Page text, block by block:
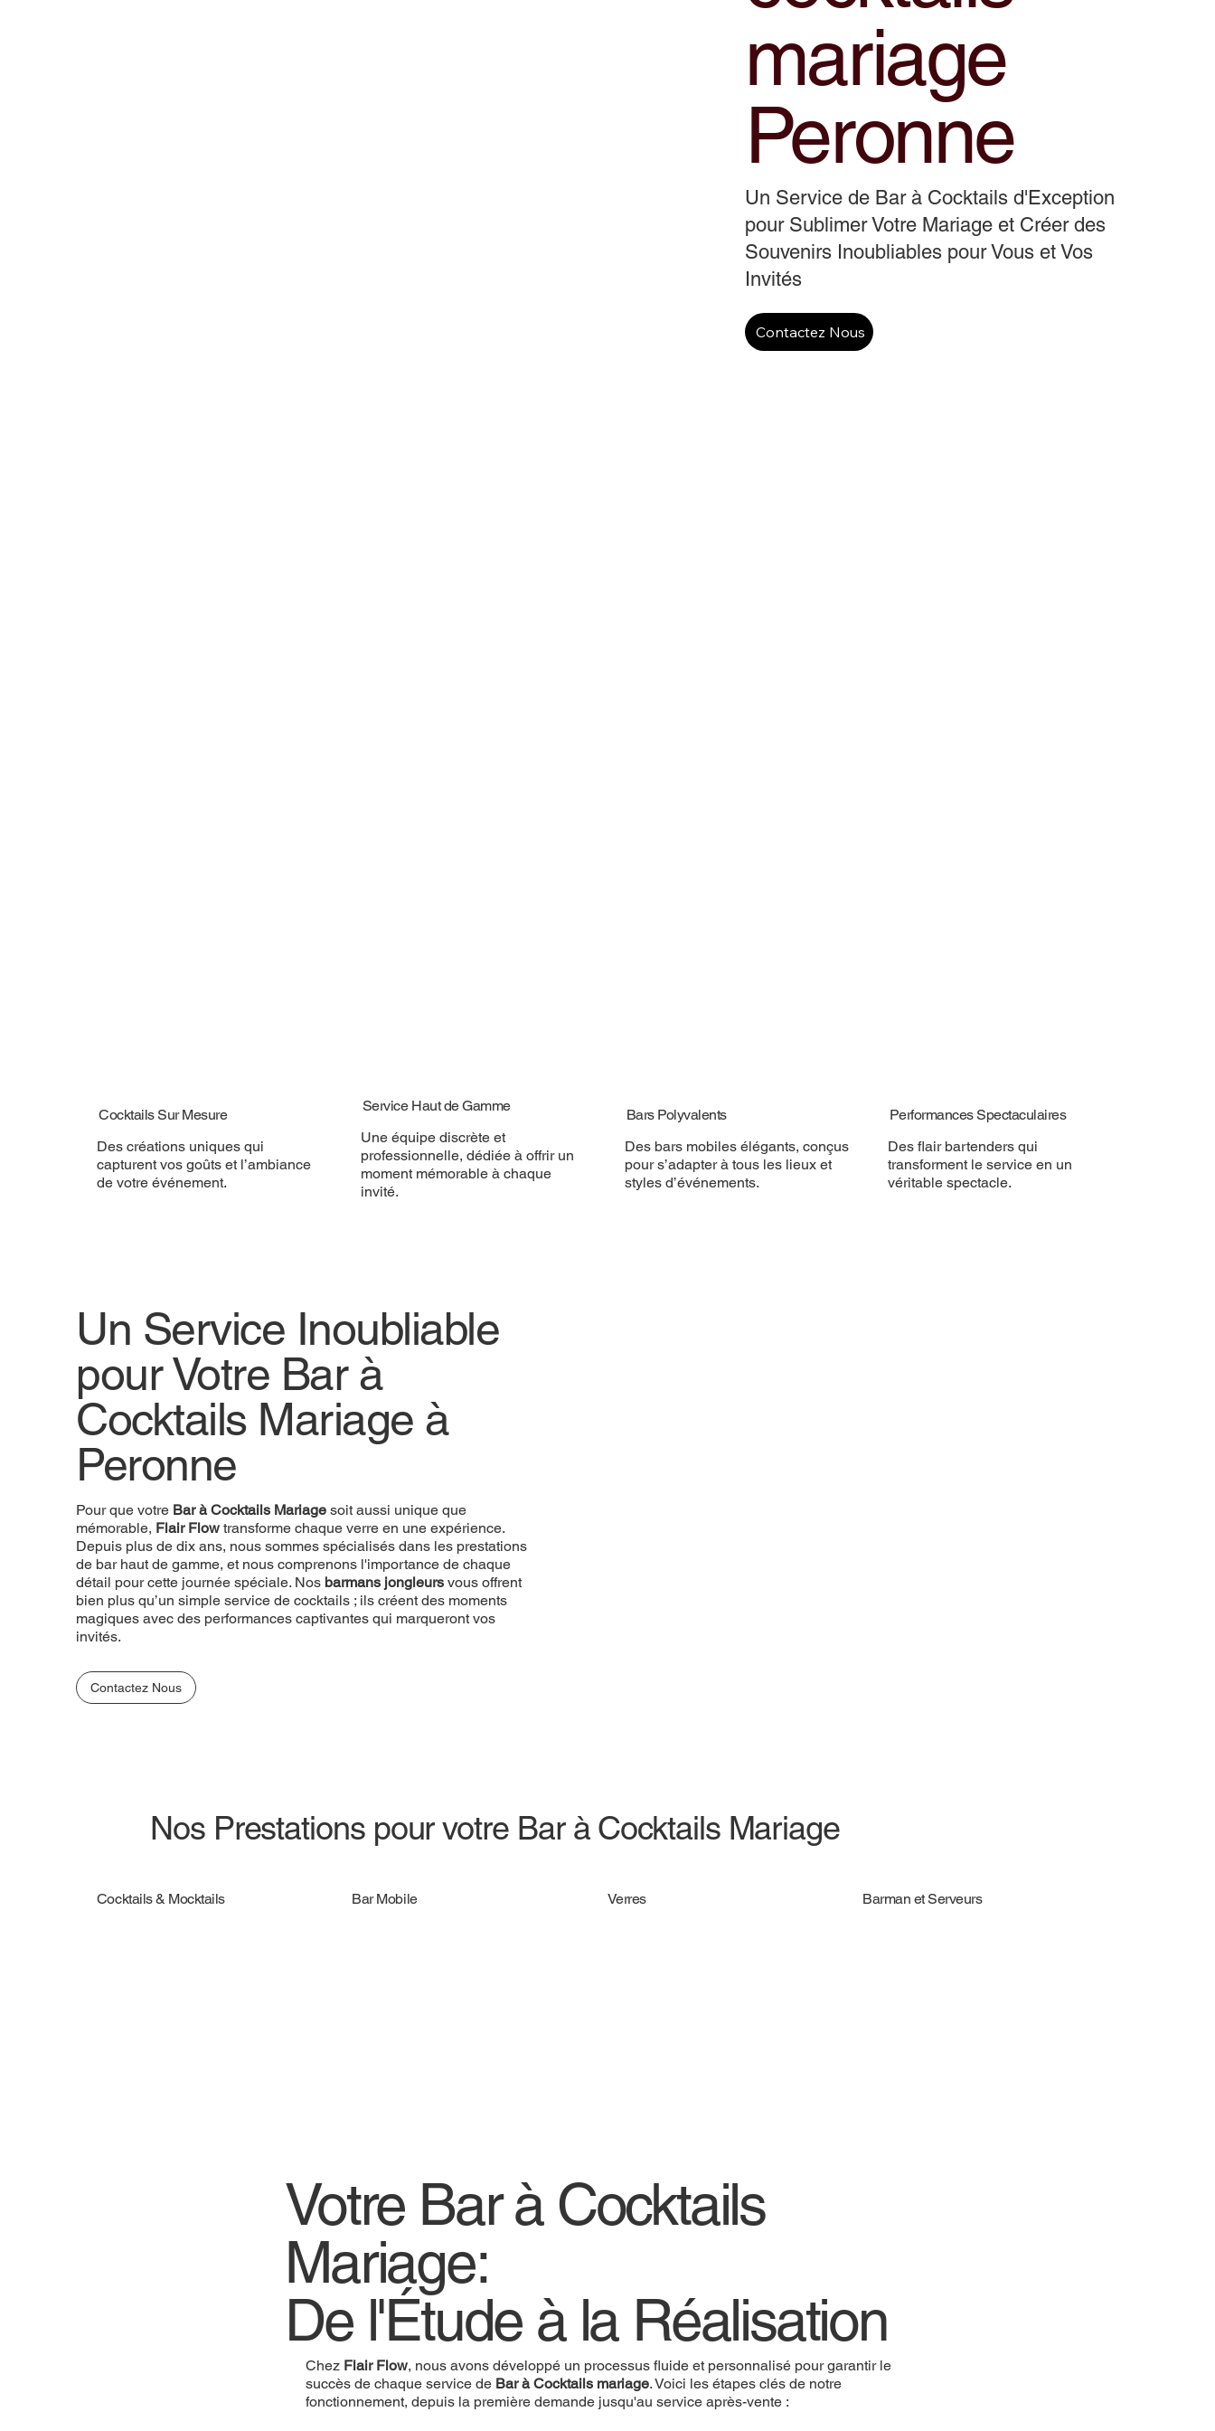
Cocktails Sur Mesure
Des créations uniques qui
capturent vos goûts et l’ambiance
de votre événement.
Service Haut de Gamme
Une équipe discrète et
professionnelle, dédiée à offrir un
moment mémorable à chaque
invité.
Bars Polyvalents
Des bars mobiles élégants, conçus
pour s’adapter à tous les lieux et
styles d’événements.
Performances Spectaculaires
Des flair bartenders qui
transforment le service en un
véritable spectacle.
mariage
Peronne
Un Service de Bar à Cocktails d'Exception
pour Sublimer Votre Mariage et Créer des
Souvenirs Inoubliables pour Vous et Vos
Invités
Contactez Nous
Un Service Inoubliable
pour Votre Bar à
Cocktails Mariage à
Peronne
Pour que votre Bar à Cocktails Mariage soit aussi unique que
mémorable, Flair Flow transforme chaque verre en une expérience.
Depuis plus de dix ans, nous sommes spécialisés dans les prestations
de bar haut de gamme, et nous comprenons l'importance de chaque
détail pour cette journée spéciale. Nos barmans jongleurs vous offrent
bien plus qu’un simple service de cocktails ; ils créent des moments
magiques avec des performances captivantes qui marqueront vos
invités.
Contactez Nous
Nos Prestations pour votre Bar à Cocktails Mariage
Cocktails & Mocktails Bar Mobile Verres Barman et Serveurs
Votre Bar à Cocktails
Mariage:
De l'Étude à la Réalisation
Chez Flair Flow, nous avons développé un processus fluide et personnalisé pour garantir le
succès de chaque service de Bar à Cocktails mariage. Voici les étapes clés de notre
fonctionnement, depuis la première demande jusqu'au service après-vente :